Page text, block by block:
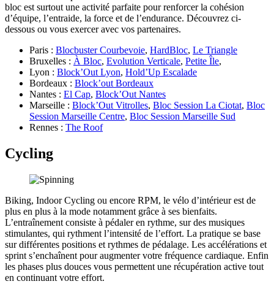
bloc est surtout une activité parfaite pour renforcer la cohésion
d’équipe, l’entraide, la force et de l’endurance. Découvrez ci-
dessous ou vous exercer avec vos partenaires.
Paris : Blocbuster Courbevoie, HardBloc, Le Triangle
Bruxelles : À Bloc, Evolution Verticale, Petite Île,
Lyon : Block’Out Lyon, Hold’Up Escalade
Bordeaux : Block’out Bordeaux
Nantes : El Cap, Block’Out Nantes
Marseille : Block’Out Vitrolles, Bloc Session La Ciotat, Bloc
Session Marseille Centre, Bloc Session Marseille Sud
Rennes : The Roof
Cycling
Biking, Indoor Cycling ou encore RPM, le vélo d’intérieur est de
plus en plus à la mode notamment grâce à ses bienfaits.
L’entraînement consiste à pédaler en rythme, sur des musiques
stimulantes, qui rythment l’intensité de l’effort. La pratique se base
sur différentes positions et rythmes de pédalage. Les accélérations et
sprint s’enchaînent pour augmenter votre fréquence cardiaque. Enfin
les phases plus douces vous permettent une récupération active tout
en continuant votre effort.